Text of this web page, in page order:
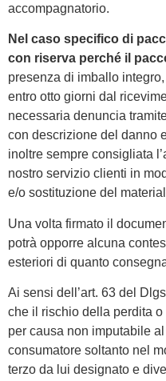
accompagnatorio.
Nel caso specifico di
con riserva perché il
presenza di imballo
entro otto giorni dal
necessaria denuncia
con descrizione del danno
inoltre sempre consigliata
nostro servizio clienti in
e/o sostituzione del
Una volta firmato il
potrà opporre alcuna
esteriori di quanto
Ai sensi dell’art. 63 del
che il rischio della perdita
per causa non imputabile
consumatore soltanto nel
terzo da lui designato e